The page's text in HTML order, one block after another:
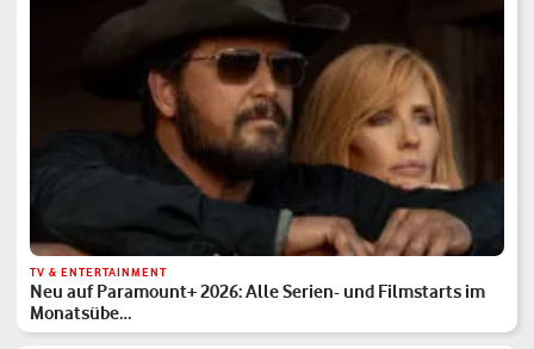
TV & ENTERTAINMENT
Neu auf Paramount+ 2026: Alle Serien- und Filmstarts im
Monatsübe…